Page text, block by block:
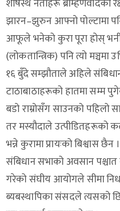
शीर्षस्थ नेताहरू ब्राम्हणवादको
झारन–झुरुन आफ्नो पोल्टामा
आफूले भनेको कुरा पूरा होस्
(लोकतान्त्रिक) पनि त्यो मञ्चमा
१६ बुँदे सम्झौताले अहिले
टाठाबाठाहरूको हातमा सम्म
बडो राम्रोसँग साउनको पहिलो
तर मस्यौदाले उत्पीडितहरूको
भन्ने कुरामा प्रायःको बिश्वास
संबिधान सभाको अवसान
गरेको संघीय आयोगले सीमा
ब्यबस्थापिका संसदले त्यसको